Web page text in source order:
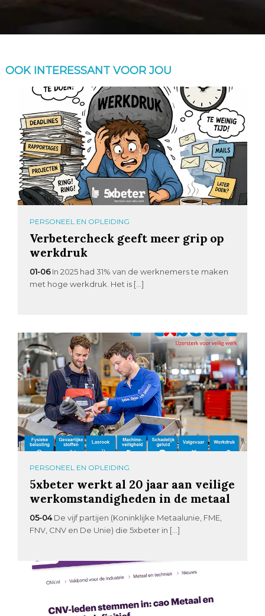
OOK INTERESSANT VOOR JOU
PERSONEEL EN OPLEIDING
Verbetercheck geeft meer grip op
werkdruk
01-06 In 2025 had 31% van de werknemers te maken
met hoge werkdruk. Het is […]
PERSONEEL EN OPLEIDING
5xbeter werkt al 20 jaar aan veilige
werkomstandigheden in de metaal
05-04 De vijf partijen (Koninklijke Metaalunie, FME,
FNV, CNV en De Unie) die 5xbeter in […]